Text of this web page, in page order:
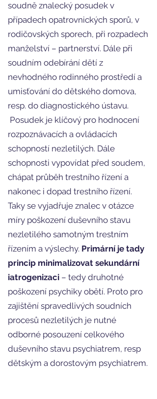
soudně znalecký posudek v
případech opatrovnických sporů, v
rodičovských sporech, při rozpadech
manželství – partnerství. Dále při
soudním odebírání dětí z
nevhodného rodinného prostředí a
umisťování do dětského domova,
resp. do diagnostického ústavu.
Posudek je klíčový pro hodnocení
rozpoznávacích a ovládacích
schopností nezletilých. Dále
schopnosti vypovídat před soudem,
chápat průběh trestního řízení a
nakonec i dopad trestního řízení.
Taky se vyjadřuje znalec v otázce
míry poškození duševního stavu
nezletilého samotným trestním
řízením a výslechy. Primární je tady
princip minimalizovat sekundární
iatrogenizaci – tedy druhotné
poškození psychiky obětí. Proto pro
zajištění spravedlivých soudních
procesů nezletilých je nutné
odborné posouzení celkového
duševního stavu psychiatrem, resp
dětským a dorostovým psychiatrem.